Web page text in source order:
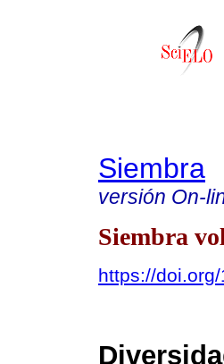
Siembra
versión On-
Siembra
https://